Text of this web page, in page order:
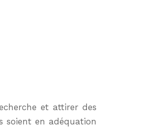
et attirer des
soient en adéquation